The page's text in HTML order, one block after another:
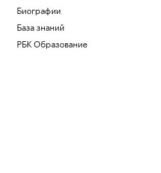
Биографии
База знаний
РБК Образование